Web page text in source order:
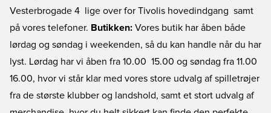
Vesterbrogade 4  lige over for Tivolis hovedindgang  samt
på vores telefoner. Butikken: Vores butik har åben både
lørdag og søndag i weekenden, så du kan handle når du har
lyst. Lørdag har vi åben fra 10.00  15.00 og søndag fra 11.00 
16.00, hvor vi står klar med vores store udvalg af spilletrøjer
fra de største klubber og landshold, samt et stort udvalg af